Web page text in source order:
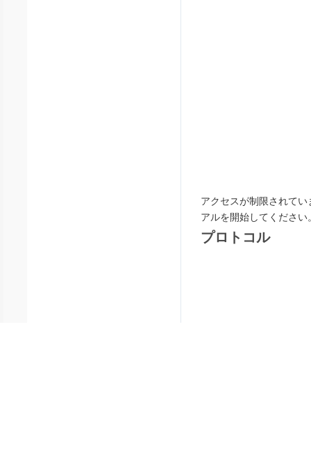
アクセスが制限されて
アルを開始してください
プロトコル